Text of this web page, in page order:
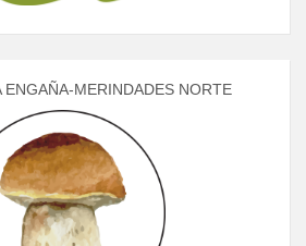
ENGAÑA-MERINDADES NORTE